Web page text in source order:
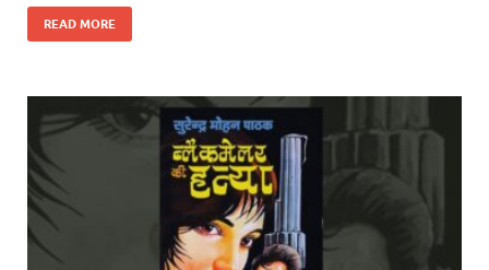
READ MORE